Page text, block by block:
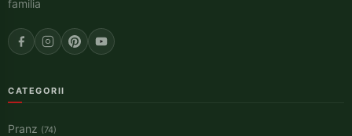
familia
CATEGORII
Pranz (74)